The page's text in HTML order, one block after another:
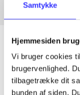
Samtykke
Hjemmesiden
Vi bruger cookies
brugervenlighed.
tilbagetrække dit
bunden af siden.
Artikler
Alle registrerede